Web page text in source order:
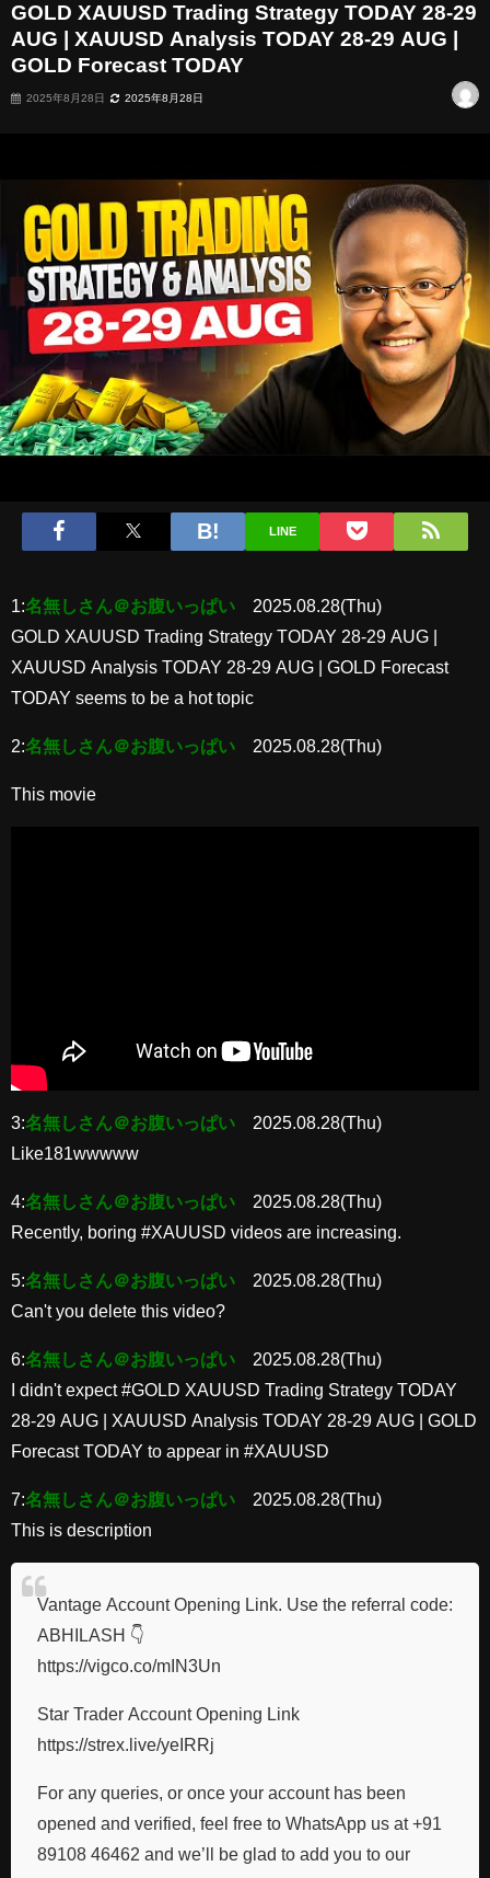
GOLD XAUUSD Trading Strategy TODAY 28-29
AUG | XAUUSD Analysis TODAY 28-29 AUG |
GOLD Forecast TODAY
2025年8月28日 2025年8月28日
LINE
1:名無しさん＠お腹いっぱい
2025.08.28(Thu)
GOLD XAUUSD Trading Strategy TODAY 28-29 AUG |
XAUUSD Analysis TODAY 28-29 AUG | GOLD Forecast
TODAY seems to be a hot topic
2:名無しさん＠お腹いっぱい 2025.08.28(Thu)
This movie
3:名無しさん＠お腹いっぱい
2025.08.28(Thu)
Like181wwwww
4:名無しさん＠お腹いっぱい
2025.08.28(Thu)
Recently, boring #XAUUSD videos are increasing.
5:名無しさん＠お腹いっぱい
2025.08.28(Thu)
Can't you delete this video?
6:名無しさん＠お腹いっぱい
2025.08.28(Thu)
I didn't expect #GOLD XAUUSD Trading Strategy TODAY
28-29 AUG | XAUUSD Analysis TODAY 28-29 AUG | GOLD
Forecast TODAY to appear in #XAUUSD
7:名無しさん＠お腹いっぱい
2025.08.28(Thu)
This is description
Vantage Account Opening Link. Use the referral code:
ABHILASH 👇
https://vigco.co/mIN3Un
Star Trader Account Opening Link
https://strex.live/yeIRRj
For any queries, or once your account has been
opened and verified, feel free to WhatsApp us at +91
89108 46462 and we’ll be glad to add you to our